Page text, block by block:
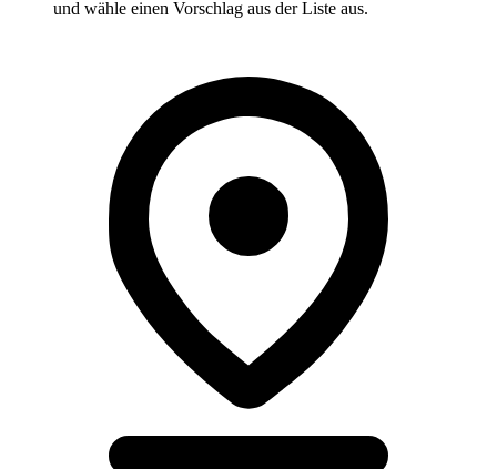
und wähle einen Vorschlag aus der Liste aus.